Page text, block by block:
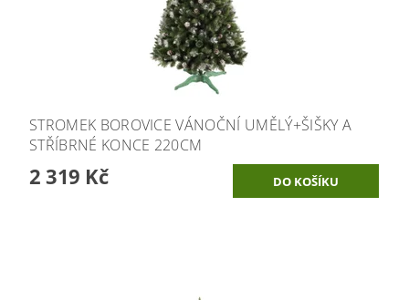
STROMEK BOROVICE VÁNOČNÍ UMĚLÝ+ŠIŠKY A
STŘÍBRNÉ KONCE 220CM
2 319 Kč